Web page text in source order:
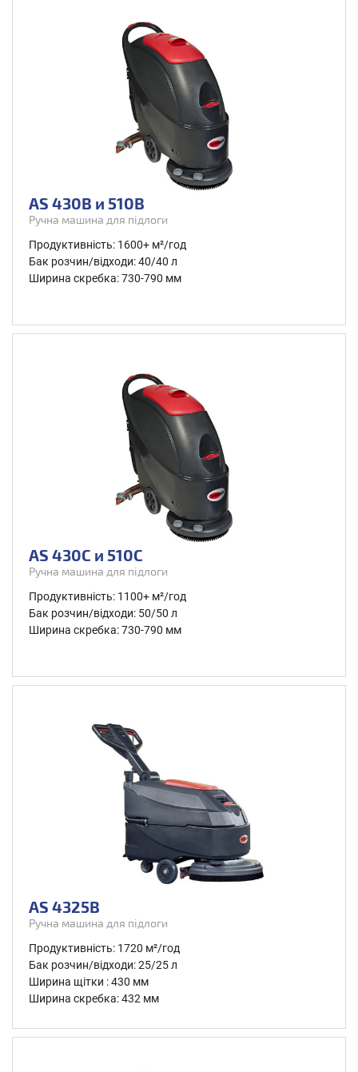
AS 430B и 510B
Ручна машина для підлоги
Продуктивність: 1600+ м²/год
Бак розчин/відходи: 40/40 л
Ширина скребка: 730-790 мм
AS 430C и 510C
Ручна машина для підлоги
Продуктивність: 1100+ м²/год
Бак розчин/відходи: 50/50 л
Ширина скребка: 730-790 мм
AS 4325B
Ручна машина для підлоги
Продуктивність: 1720 м²/год
Бак розчин/відходи: 25/25 л
Ширина щітки : 430 мм
Ширина скребка: 432 мм